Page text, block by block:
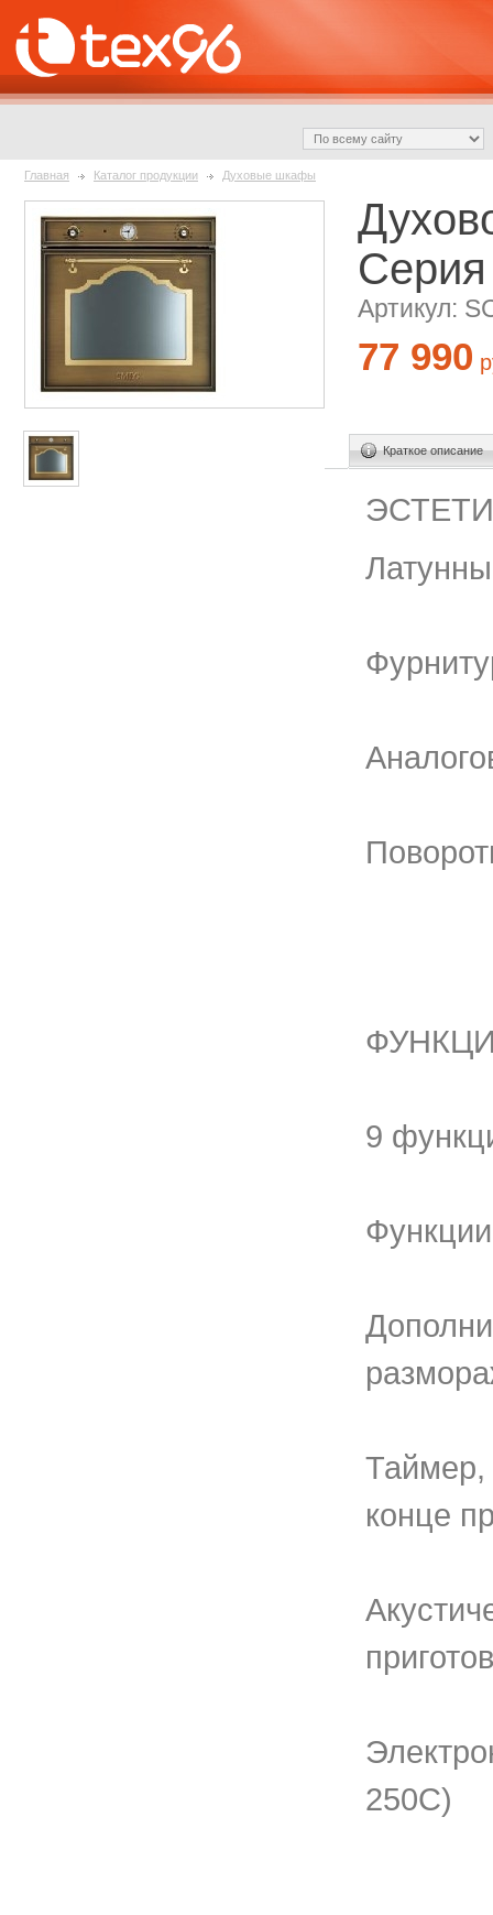
Главная Каталог продукции Духовые шкафы
Артикул:
77 990
Краткое описание
9
Таймер,
конце
250С)